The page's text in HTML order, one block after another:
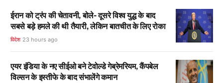
ईरान को ट्रंप की चेतावनी, बोले- दूसरे विश्व युद्ध के बाद
सबसे बड़े हमले की थी तैयारी, लेकिन बातचीत के लिए रोका
विदेश 23 hours ago
एयर इंडिया के नए सीईओ बने टेवोल्डे गेब्रेमरियम, कैंपबेल
विल्सन के इस्तीफे के बाद संभालेंगे कमान